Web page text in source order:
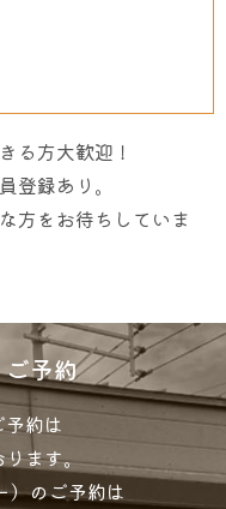
る方大歓迎！
登録あり。
方をお待ちしていま
予約
約は
ます。
のご予約は